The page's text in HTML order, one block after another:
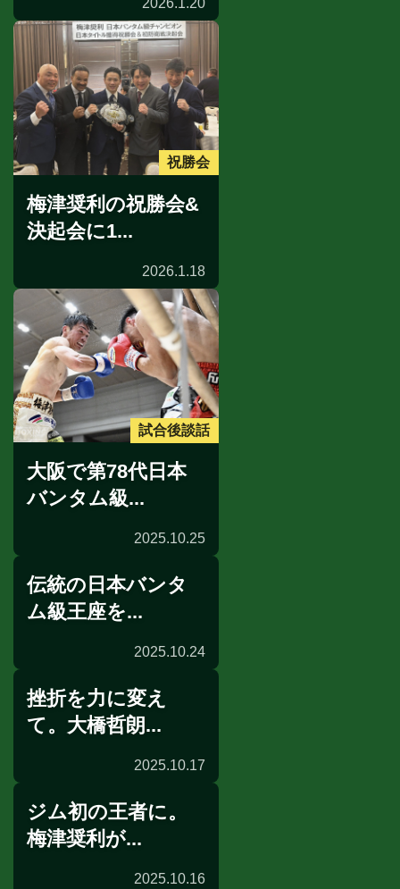
2026.1.20
祝勝会
梅津奨利の祝勝会&
決起会に1...
2026.1.18
試合後談話
大阪で第78代日本
バンタム級...
2025.10.25
前日計量
伝統の日本バンタ
ム級王座を...
2025.10.24
ショートインタビュー
挫折を力に変え
て。大橋哲朗...
2025.10.17
ジム初の王者に。
梅津奨利が...
2025.10.16